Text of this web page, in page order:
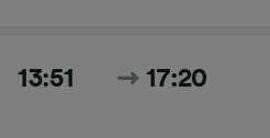
13:51 17:20